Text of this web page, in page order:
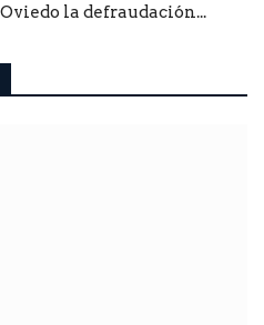
la defraudación...